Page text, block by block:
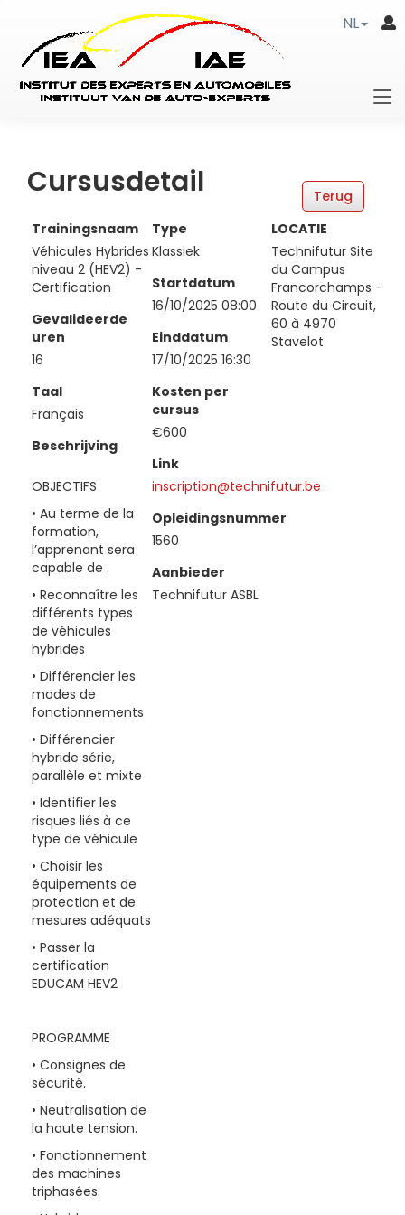
NL
Cursusdetail
Trainingsnaam
Véhicules Hybrides
niveau 2 (HEV2) -
Certification
Gevalideerde
uren
16
Taal
Français
Beschrijving
OBJECTIFS
• Au terme de la
formation,
l’apprenant sera
capable de :
• Reconnaître les
différents types
de véhicules
hybrides
• Différencier les
modes de
fonctionnements
• Différencier
hybride série,
parallèle et mixte
• Identifier les
risques liés à ce
type de véhicule
• Choisir les
équipements de
protection et de
mesures adéquats
• Passer la
certification
EDUCAM HEV2
PROGRAMME
• Consignes de
sécurité.
• Neutralisation de
la haute tension.
• Fonctionnement
des machines
triphasées.
Type
Klassiek
Startdatum
16/10/2025 08:00
Einddatum
17/10/2025 16:30
Kosten per
cursus
€600
Link
inscription@technifutur.be
Opleidingsnummer
1560
Aanbieder
Technifutur ASBL
LOCATIE
Technifutur Site
du Campus
Francorchamps -
Route du Circuit,
60 à 4970
Stavelot